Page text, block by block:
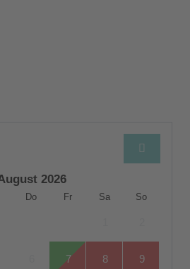
2026
Do Fr Sa So
7 8 9